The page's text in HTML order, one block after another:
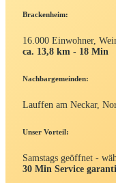
Brackenheim:
16.000 Einwohner,
ca. 13,8 km - 18 Min
Nachbargemeinden:
Lauffen am Neckar,
Unser Vorteil:
Samstags geöffnet -
30 Min Service